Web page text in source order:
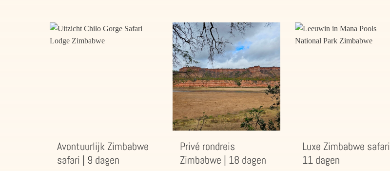
Avontuurlijk Zimbabwe
safari | 9 dagen
Privé rondreis
Zimbabwe | 18 dagen
Luxe Zimbabwe safari |
11 dagen